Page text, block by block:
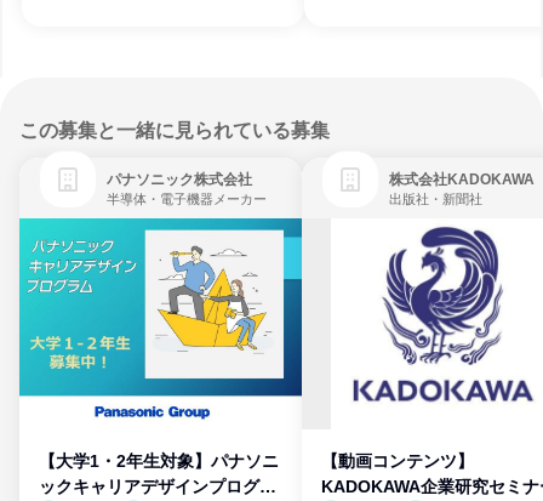
この募集と一緒に見られている募集
パナソニック株式会社
半導体・電子機器メーカー
【大学1・2年生対象】パナソニ
ックキャリアデザインプログラ
株式会社KADOKAWA
出版社・新聞社
【動画コンテンツ】
KADOKAWA企業研究セミナ